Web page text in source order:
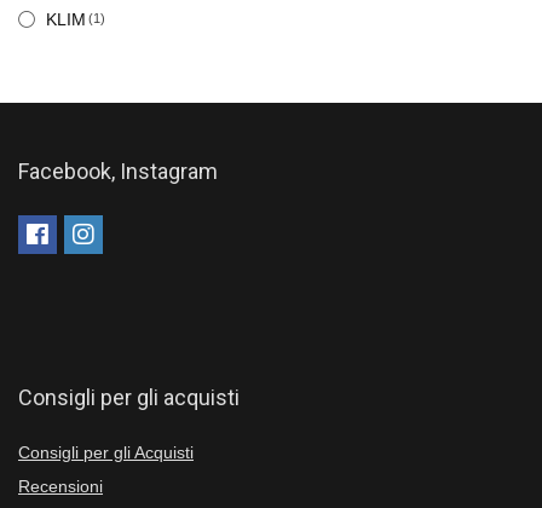
KLIM (1)
Facebook, Instagram
Consigli per gli acquisti
Consigli per gli Acquisti
Recensioni